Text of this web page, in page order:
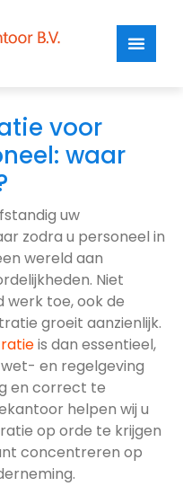
voor
waar
uw
zodra u personeel in
wereld aan
Niet
werk toe, ook de
groeit aanzienlijk.
is dan essentieel,
en regelgeving
en correct te
helpen wij u
op orde te krijgen
concentreren op